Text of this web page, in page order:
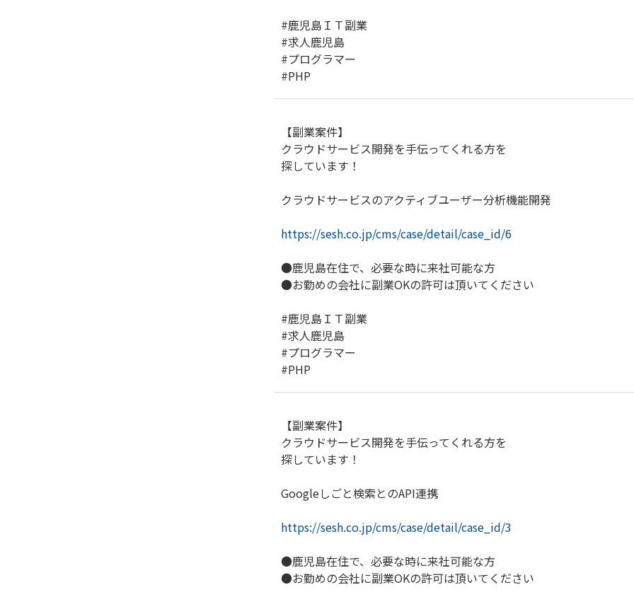
#鹿児島ＩＴ副業
#求人鹿児島
#プログラマー
#PHP
【副業案件】
クラウドサービス開発を手伝ってくれる方を
探しています！
クラウドサービスのアクティブユーザー分析機能開発
https://sesh.co.jp/cms/case/detail/case_id/6
●鹿児島在住で、必要な時に来社可能な方
●お勤めの会社に副業OKの許可は頂いてください
#鹿児島ＩＴ副業
#求人鹿児島
#プログラマー
#PHP
【副業案件】
クラウドサービス開発を手伝ってくれる方を
探しています！
Googleしごと検索とのAPI連携
https://sesh.co.jp/cms/case/detail/case_id/3
●鹿児島在住で、必要な時に来社可能な方
●お勤めの会社に副業OKの許可は頂いてください